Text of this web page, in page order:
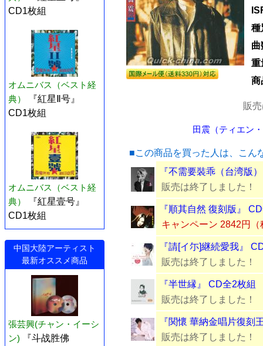
CD1枚組
オムニバス（ベスト経
典）
『紅星Ⅱ号』
CD1枚組
オムニバス（ベスト経
典）
『紅星壹号』
CD1枚組
中国大陸アーティスト
最新オススメ商品
張芸興(チャン・イーシ
ン)
『斗战胜佛
種
曲
重
商
販
田震（ティエン
■この商品を買った人は、こん
『不需要裝乖（台湾版
販売は終了しました！
『順其自然 復刻版』
キャンペーン 2842円（
『請[イ尓]継続愛我』
販売は終了しました！
『半世縁』 CD全2枚組
販売は終了しました！
『関懷 華納金唱片復刻
販売は終了しました！